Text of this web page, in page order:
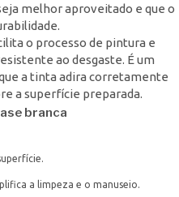
melhor aproveitado e que o
o processo de pintura e
ao desgaste. É um
a tinta adira corretamente
a superfície preparada.
branca
a limpeza e o manuseio.